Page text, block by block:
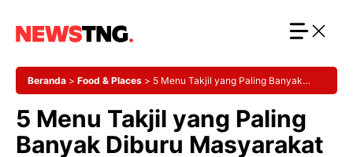
Beranda > Food & Places > 5 Menu Takjil yang Paling Banyak
5 Menu Takjil yang Paling
Banyak Diburu Masyarakat